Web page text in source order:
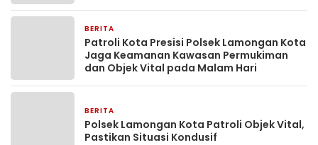
BERITA
Patroli Kota Presisi Polsek Lamongan Kota
Jaga Keamanan Kawasan Permukiman
dan Objek Vital pada Malam Hari
BERITA
Polsek Lamongan Kota Patroli Objek Vital,
Pastikan Situasi Kondusif